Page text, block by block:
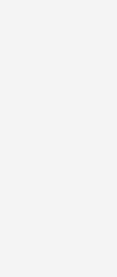
ile